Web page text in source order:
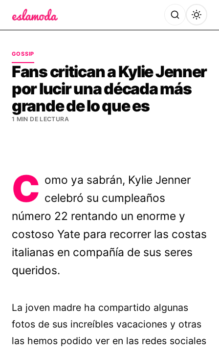
GOSSIP
Fans critican a Kylie Jenner
por lucir una década más
grande de lo que es
1 MIN DE LECTURA
C omo ya sabrán, Kylie Jenner
celebró su cumpleaños
número 22 rentando un enorme y
costoso Yate para recorrer las costas
italianas en compañía de sus seres
queridos.
La joven madre ha compartido algunas
fotos de sus increíbles vacaciones y otras
las hemos podido ver en las redes sociales